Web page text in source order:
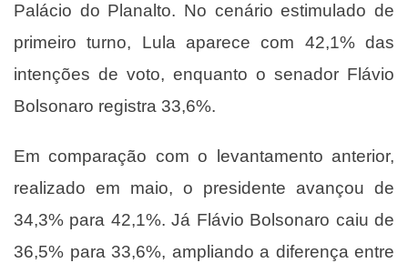
Palácio do Planalto. No cenário estimulado de
primeiro turno, Lula aparece com 42,1% das
intenções de voto, enquanto o senador Flávio
Bolsonaro registra 33,6%.
Em comparação com o levantamento anterior,
realizado em maio, o presidente avançou de
34,3% para 42,1%. Já Flávio Bolsonaro caiu de
36,5% para 33,6%, ampliando a diferença entre